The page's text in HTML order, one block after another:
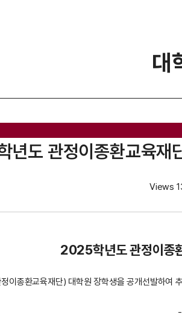
대
도 관정이종환교육재
Views
2025학년도 관정이종
이종환교육재단) 대학원 장학생을 공개선발하여